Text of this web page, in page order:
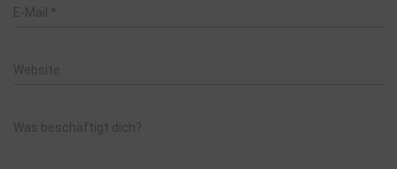
E-Mail *
Website
Was beschäftigt dich?